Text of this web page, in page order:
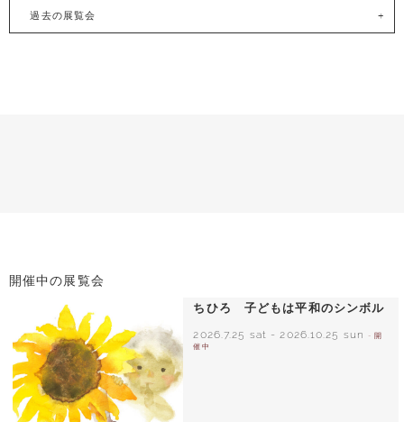
過去の展覧会
開催中の展覧会
ちひろ 子どもは平和のシンボル
2026.7.25 sat - 2026.10.25 sun
- 開
催中